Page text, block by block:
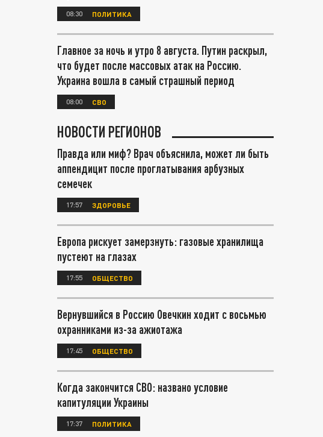
08:30 ПОЛИТИКА
Главное за ночь и утро 8 августа. Путин раскрыл,
что будет после массовых атак на Россию.
Украина вошла в самый страшный период
08:00 СВО
НОВОСТИ РЕГИОНОВ
Правда или миф? Врач объяснила, может ли быть
аппендицит после проглатывания арбузных
семечек
17:57 ЗДОРОВЬЕ
Европа рискует замерзнуть: газовые хранилища
пустеют на глазах
17:55 ОБЩЕСТВО
Вернувшийся в Россию Овечкин ходит с восьмью
охранниками из-за ажиотажа
17:45 ОБЩЕСТВО
Когда закончится СВО: названо условие
капитуляции Украины
17:37 ПОЛИТИКА